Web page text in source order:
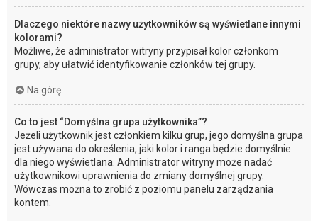
Dlaczego niektóre nazwy użytkowników są wyświetlane innymi
kolorami?
Możliwe, że administrator witryny przypisał kolor członkom
grupy, aby ułatwić identyfikowanie członków tej grupy.
Na górę
Co to jest “Domyślna grupa użytkownika”?
Jeżeli użytkownik jest członkiem kilku grup, jego domyślna grupa
jest używana do określenia, jaki kolor i ranga będzie domyślnie
dla niego wyświetlana. Administrator witryny może nadać
użytkownikowi uprawnienia do zmiany domyślnej grupy.
Wówczas można to zrobić z poziomu panelu zarządzania
kontem.